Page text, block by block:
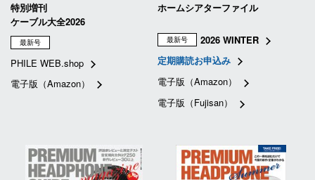
特別増刊
ケーブル大全2026
最新号
PHILE WEB.shop
電子版（Amazon）
ホームシアターファイル
最新号
2026 WINTER
定期購読お申込み
電子版（Amazon）
電子版（Fujisan）